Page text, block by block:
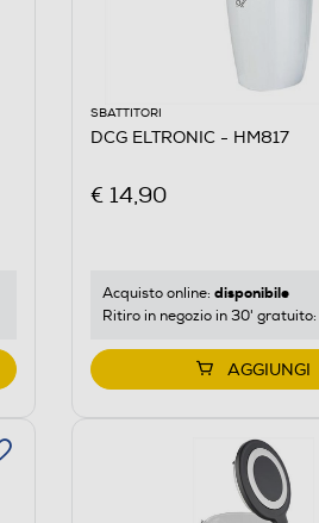
SBATTITORI
DCG ELTRONIC - HM817
€ 14,90
Acquisto online: disponibile
Ritiro in negozio in 30' gratuito:
AGGIUNGI